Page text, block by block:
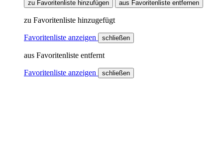
zu Favoritenliste hinzufügen aus Favoritenliste entfernen
zu Favoritenliste hinzugefügt
Favoritenliste anzeigen schließen
aus Favoritenliste entfernt
Favoritenliste anzeigen schließen